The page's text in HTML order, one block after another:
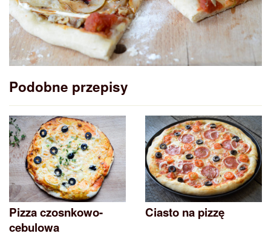
Podobne przepisy
Pizza czosnkowo-
cebulowa
Ciasto na pizzę